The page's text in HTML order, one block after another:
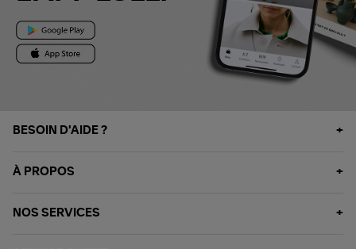
BESOIN D'AIDE ?
À PROPOS
NOS SERVICES